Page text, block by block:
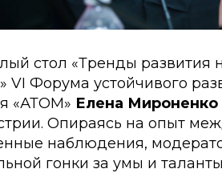
стол «Тренды развития
VI Форума устойчивого
«АТОМ» Елена Мироненко
Опираясь на опыт
наблюдения,
гонки за умы и